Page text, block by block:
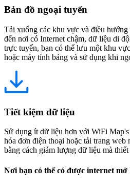
Bản đồ ngoại tuyến
Tải xuống các khu vực và điều
đến nơi có Internet chậm, dữ liệu di
trực tuyến, bạn có thể lưu một khu
hoặc máy tính bảng và sử dụng khi
Tiết kiệm dữ liệu
Sử dụng ít dữ liệu hơn với WiFi
hóa đơn điện thoại hoặc tải trang web
bằng cách giảm lượng dữ liệu mà
Nơi bạn có thể có được internet mở